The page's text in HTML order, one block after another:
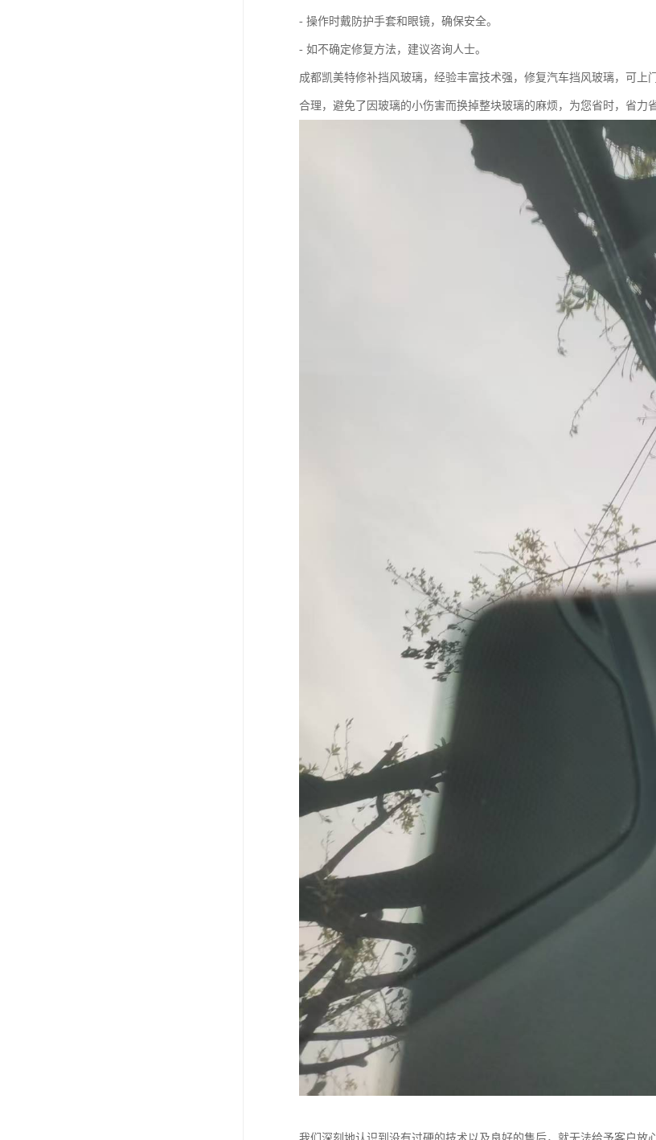
- 操作时戴防护手套和眼镜，确保安全。
- 如不确定修复方法，建议咨询人士。
成都凯美特修补挡风玻璃，经验丰富技术强，修复汽车挡风玻璃，可
合理，避免了因玻璃的小伤害而换掉整块玻璃的麻烦，为您省时，省力